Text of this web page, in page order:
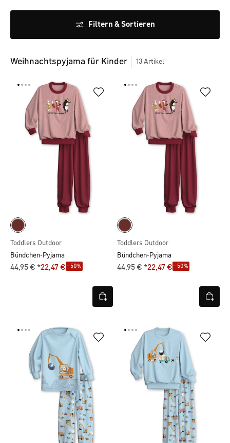
Filtern & Sortieren
Weihnachtspyjama für Kinder 13 Artikel
Toddlers Outdoor
Bündchen-Pyjama
44,95 € *22,47 € - 50%
Toddlers Outdoor
Bündchen-Pyjama
44,95 € *22,47 € - 50%